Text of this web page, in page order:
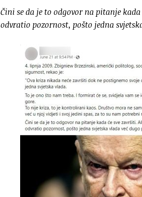
Čini se da je to odgovor na pitanje
odvratio pozornost, pošto jedna